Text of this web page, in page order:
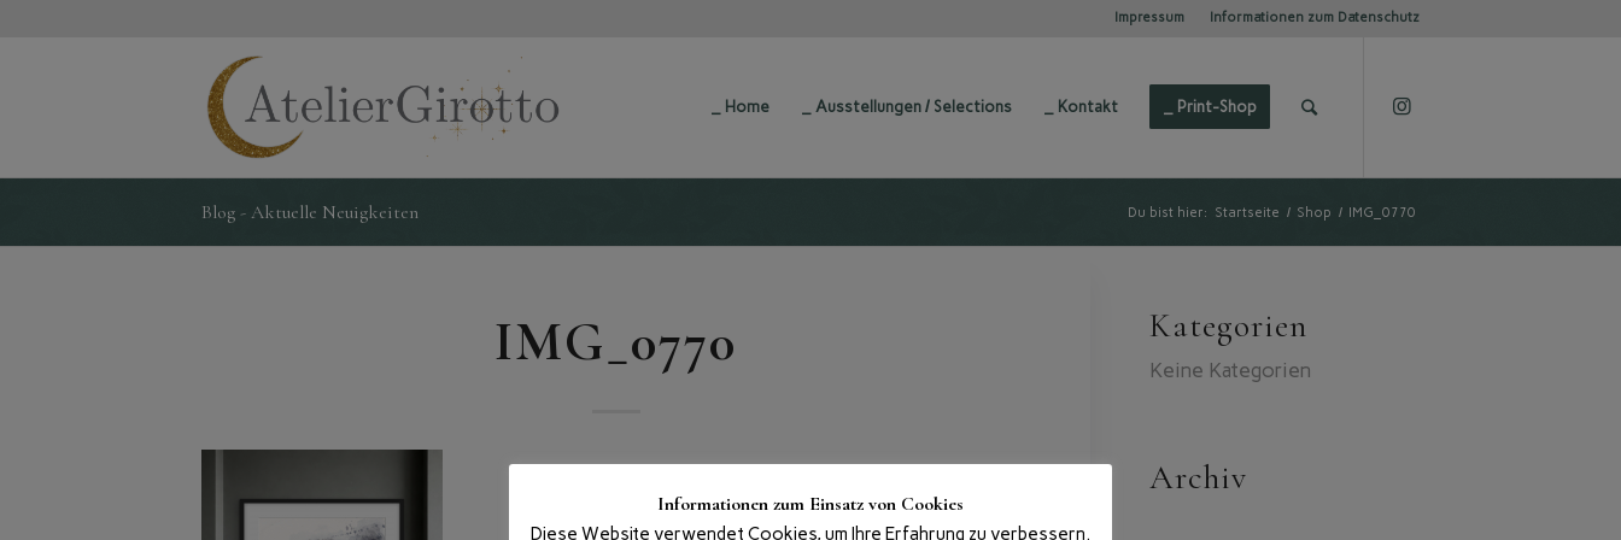
Impressum Informationen zum Datenschutz
_ Home _ Ausstellungen / Selections _ Kontakt _ Print-Shop
Blog - Aktuelle Neuigkeiten Du bist hier: Startseite / Shop / IMG_0770
IMG_0770 Kategorien
Keine Kategorien
Archiv
Informationen zum Einsatz von Cookies
Diese Website verwendet Cookies, um Ihre Erfahrung zu verbessern.